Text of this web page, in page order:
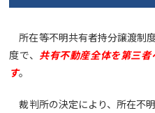
所在等不明共有者持分譲渡制
度で、 共有不動産全体を第三
す。
裁判所の決定により、所在不